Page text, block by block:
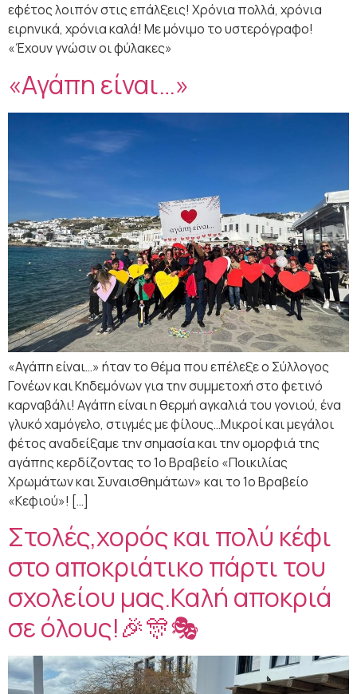
εφέτος λοιπόν στις επάλξεις! Χρόνια πολλά, χρόνια
ειρηνικά, χρόνια καλά! Με μόνιμο το υστερόγραφο!
«Έχουν γνώσιν οι φύλακες»
«Αγάπη είναι…»
«Αγάπη είναι…» ήταν το θέμα που επέλεξε ο Σύλλογος
Γονέων και Κηδεμόνων για την συμμετοχή στο φετινό
καρναβάλι! Αγάπη είναι η θερμή αγκαλιά του γονιού, ένα
γλυκό χαμόγελο, στιγμές με φίλους…Μικροί και μεγάλοι
φέτος αναδείξαμε την σημασία και την ομορφιά της
αγάπης κερδίζοντας το 1ο Βραβείο «Ποικιλίας
Χρωμάτων και Συναισθημάτων» και το 1ο Βραβείο
«Κεφιού»! […]
Στολές,χορός και πολύ κέφι
στο αποκριάτικο πάρτι του
σχολείου μας.Καλή αποκριά
σε όλους!🎉🎊🎭